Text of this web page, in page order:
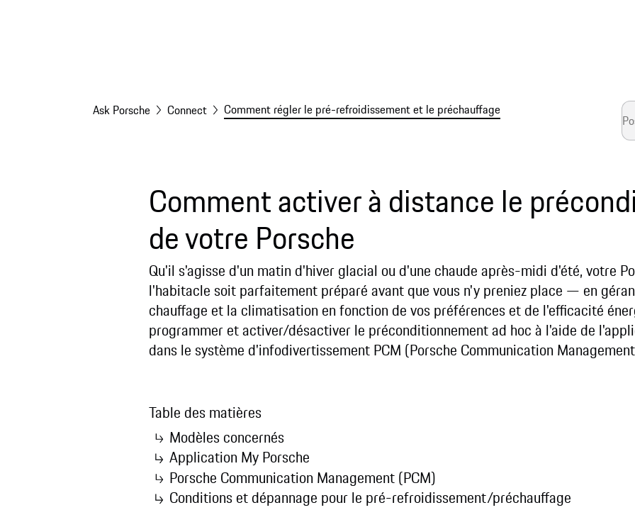
Ask Porsche Connect Comment régler le pré-refroidissement et le préchauffage
Comment activer à distance le
de votre Porsche
Qu'il s'agisse d'un matin d'hiver glacial ou d'une chaude après-midi d'été, votre
l'habitacle soit parfaitement préparé avant que vous n'y preniez place — en
chauffage et la climatisation en fonction de vos préférences et de l'efficacité
programmer et activer/désactiver le préconditionnement ad hoc à l'aide de
dans le système d'infodivertissement PCM (Porsche Communication
Table des matières
Modèles concernés
Application My Porsche
Porsche Communication Management (PCM)
Conditions et dépannage pour le pré-refroidissement/préchauffage